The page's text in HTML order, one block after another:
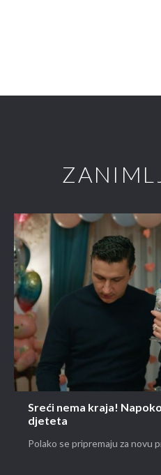
Sreći nema kraja!
djeteta
Polako se pripremaju za novu